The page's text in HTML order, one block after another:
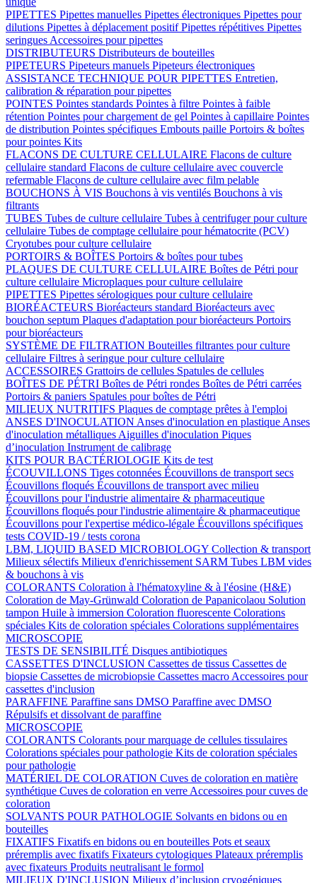
PIPETTES Pipettes manuelles Pipettes électroniques Pipettes pour
dilutions Pipettes à déplacement positifPipettes répétitives Pipettes
seringues Accessoires pour pipettes
DISTRIBUTEURS Distributeurs de bouteilles
PIPETEURS Pipeteurs manuels Pipeteurs électroniques
ASSISTANCE TECHNIQUE POUR PIPETTES Entretien,
calibration & réparation pour pipettes
POINTES Pointes standards Pointes à filtre Pointes à faible
rétention Pointes pour chargement de gel Pointes à capillaire Pointes
de distribution Pointes spécifiques Embouts paille Portoirs & boîtes
pour pointes Kits
FLACONS DE CULTURE CELLULAIRE Flacons de culture
cellulaire standard Flacons de culture cellulaire avec couvercle
refermable Flacons de culture cellulaire avec film pelable
BOUCHONS À VIS Bouchons à vis ventilés Bouchons à vis
filtrants
TUBES Tubes de culture cellulaire Tubes à centrifuger pour culture
cellulaire Tubes de comptage cellulaire pour hématocrite (PCV)
Cryotubes pour culture cellulaire
PORTOIRS & BOÎTES Portoirs & boîtes pour tubes
PLAQUES DE CULTURE CELLULAIRE Boîtes de Pétri pour
culture cellulaire Microplaques pour culture cellulaire
PIPETTES Pipettes sérologiques pour culture cellulaire
BIORÉACTEURS Bioréacteurs standard Bioréacteurs avec
bouchon septum Plaques d'adaptation pour bioréacteurs Portoirs
pour bioréacteurs
SYSTÈME DE FILTRATION Bouteilles filtrantes pour culture
cellulaire Filtres à seringue pour culture cellulaire
ACCESSOIRES Grattoirs de cellules Spatules de cellules
BOÎTES DE PÉTRI Boîtes de Pétri rondes Boîtes de Pétri carrées
Portoirs & paniers Spatules pour boîtes de Pétri
MILIEUX NUTRITIFS Plaques de comptage prêtes à l'emploi
ANSES D'INOCULATION Anses d'inoculation en plastique Anses
d'inoculation métalliques Aiguilles d'inoculation Piques
d’inoculation Instrument de calibrage
KITS POUR BACTÉRIOLOGIE Kits de test
ÉCOUVILLONS Tiges cotonnées Écouvillons de transport secs
Écouvillons floqués Écouvillons de transport avec milieu
Écouvillons pour l'industrie alimentaire & pharmaceutique
Écouvillons floqués pour l'industrie alimentaire & pharmaceutique
Écouvillons pour l'expertise médico-légale Écouvillons spécifiques
tests COVID-19 / tests corona
LBM, LIQUID BASED MICROBIOLOGY Collection & transport
Milieux sélectifs Milieux d'enrichissement SARM Tubes LBM vides
& bouchons à vis
COLORANTS Coloration à l'hématoxyline & à l'éosine (H&E)
Coloration de May-Grünwald Coloration de Papanicolaou Solution
tampon Huile à immersion Coloration fluorescente Colorations
spéciales Kits de coloration spéciales Colorations supplémentaires
MICROSCOPIE
TESTS DE SENSIBILITÉ Disques antibiotiques
CASSETTES D'INCLUSION Cassettes de tissus Cassettes de
biopsie Cassettes de microbiopsie Cassettes macro Accessoires pour
cassettes d'inclusion
PARAFFINE Paraffine sans DMSO Paraffine avec DMSO
Répulsifs et dissolvant de paraffine
MICROSCOPIE
COLORANTS Colorants pour marquage de cellules tissulaires
Colorations spéciales pour pathologie Kits de coloration spéciales
pour pathologie
MATÉRIEL DE COLORATION Cuves de coloration en matière
synthétique Cuves de coloration en verre Accessoires pour cuves de
coloration
SOLVANTS POUR PATHOLOGIE Solvants en bidons ou en
bouteilles
FIXATIFS Fixatifs en bidons ou en bouteilles Pots et seaux
préremplis avec fixatifs Fixateurs cytologiques Plateaux préremplis
avec fixateurs Produits neutralisant le formol
MILIEUX D'INCLUSION Milieux d’inclusion cryogéniques